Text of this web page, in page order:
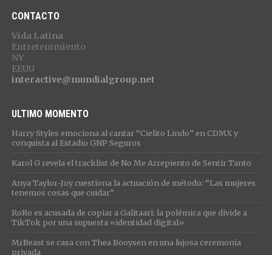
CONTACTO
Vida Latina
Entretenimiento
NY
EEUU
interactive@mundialgroup.net
ULTIMO MOMENTO
Harry Styles emociona al cantar “Cielito Lindo” en CDMX y
conquista al Estadio GNP Seguros
Karol G revela el tracklist de No Me Arrepiento de Sentir Tanto
Anya Taylor-Joy cuestiona la actuación de método: “Las mujeres
tenemos cosas que cuidar”
RoRo es acusada de copiar a Galitaari: la polémica que divide a
TikTok por una supuesta «identidad digital»
MrBeast se casa con Thea Booysen en una lujosa ceremonia
privada